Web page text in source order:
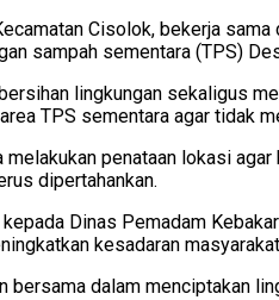
Cisolok, bekerja
sampah sementara (TPS)
lingkungan sekaligus
TPS sementara agar tidak
penataan lokasi
dipertahankan.
Dinas Pemadam
kesadaran
dalam menciptakan